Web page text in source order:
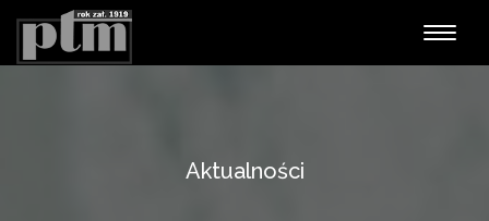
Aktualności